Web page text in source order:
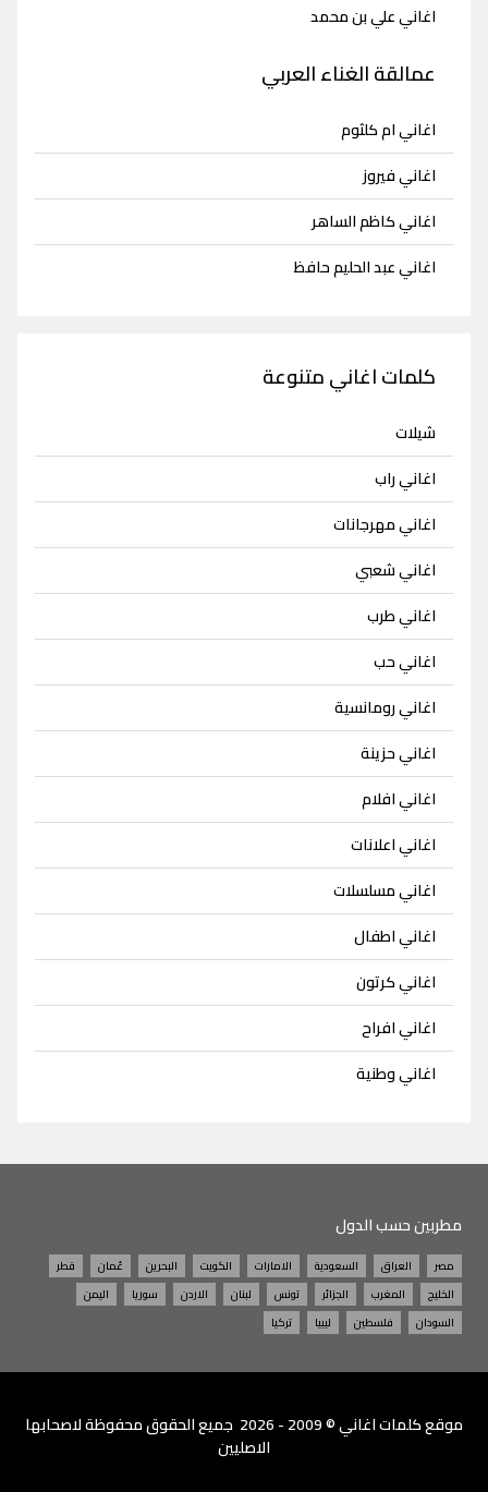
اغاني علي بن محمد
عمالقة الغناء العربي
اغاني ام كلثوم
اغاني فيروز
اغاني كاظم الساهر
اغاني عبد الحليم حافظ
كلمات اغاني متنوعة
شيلات
اغاني راب
اغاني مهرجانات
اغاني شعبي
اغاني طرب
اغاني حب
اغاني رومانسية
اغاني حزينة
اغاني افلام
اغاني اعلانات
اغاني مسلسلات
اغاني اطفال
اغاني كرتون
اغاني افراح
اغاني وطنية
مطربين حسب الدول
مصر العراق السعودية الامارات الكويت البحرين عُمان
قطر
الخليج
المغرب الجزائر تونس لبنان الاردن سوريا
اليمن
السودان
فلسطين ليبيا تركيا
موقعكلمات اغاني
© 2009 - 2026 جميع الحقوق محفوظة لاصحابها
الاصليين